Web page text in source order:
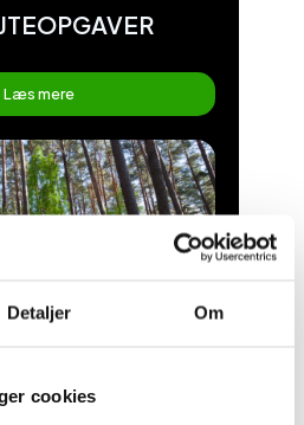
Detaljer Om
cookies
Læs mere